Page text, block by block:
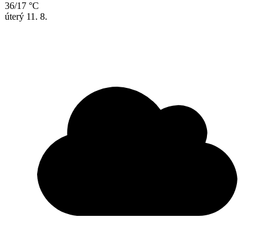
36/17 °C
úterý 11. 8.